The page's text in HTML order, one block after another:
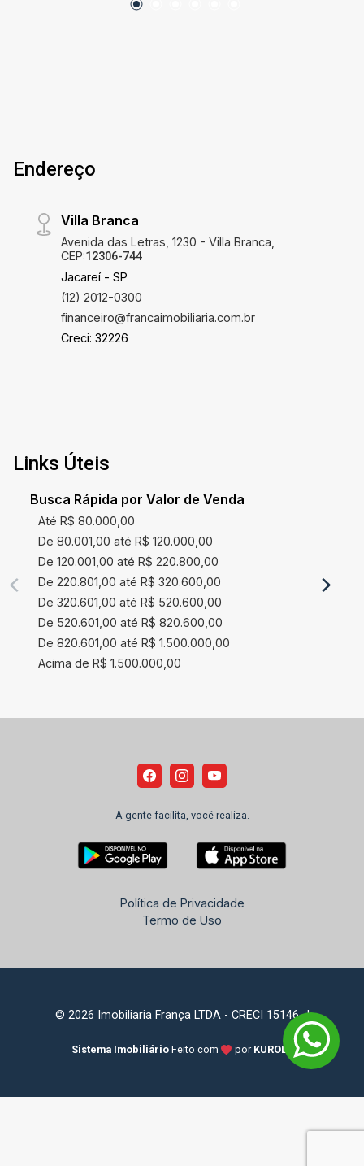
Endereço
Villa Branca
Avenida das Letras, 1230 - Villa Branca,
CEP:12306-744
Jacareí - SP
(12) 2012-0300
financeiro@francaimobiliaria.com.br
Creci: 32226
Links Úteis
Busca Rápida por Valor de Venda
Até R$ 80.000,00
De 80.001,00 até R$ 120.000,00
De 120.001,00 até R$ 220.800,00
De 220.801,00 até R$ 320.600,00
De 320.601,00 até R$ 520.600,00
De 520.601,00 até R$ 820.600,00
De 820.601,00 até R$ 1.500.000,00
Acima de R$ 1.500.000,00
A gente facilita, você realiza.
Política de Privacidade
Termo de Uso
© 2026 Imobiliaria França LTDA - CRECI 15146-J
Sistema Imobiliário Feito com por KUROLE